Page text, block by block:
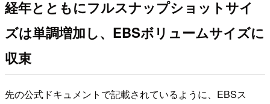
経年とともにフルスナップショットサイ
ズは単調増加し、EBSボリュームサイズに
収束
先の公式ドキュメントで記載されているように、EBSス